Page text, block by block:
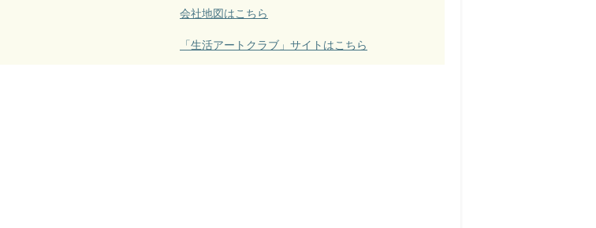
会社地図はこちら
「生活アートクラブ」サイトはこちら